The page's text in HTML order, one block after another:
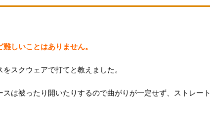
しいことはありません。
スクウェアで打てと教えました。
は被ったり開いたりするので曲がりが一定せず、ストレート